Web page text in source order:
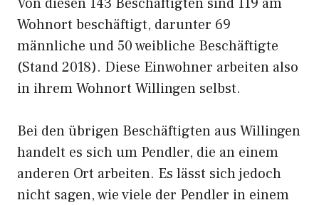
Wohnort beschäftigt, darunter 69
männliche und 50 weibliche Beschäftigte
(Stand 2018). Diese Einwohner arbeiten also
in ihrem Wohnort Willingen selbst.
Bei den übrigen Beschäftigten aus Willingen
handelt es sich um Pendler, die an einem
anderen Ort arbeiten. Es lässt sich jedoch
nicht sagen, wie viele der Pendler in einem